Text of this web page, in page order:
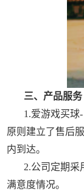
三、产品服务
1.爱游戏买
原则建立了售后
内到达。
2.公司定期
满意度情况。